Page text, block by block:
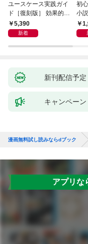
ユースケース実践ガイ
ド［復刻版］ 効果的な
ユースケースの書き方
5,390
新着
初
小
作
新刊配信予定
キャンペーン
漫画無料試し読みならdブック
アプリな